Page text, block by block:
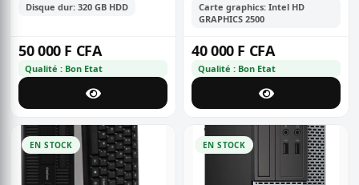
Disque dur: 320 GB HDD
50 000 F CFA
Qualité : Bon Etat
Carte graphics: Intel HD
GRAPHICS 2500
40 000 F CFA
Qualité : Bon Etat
EN STOCK EN STOCK